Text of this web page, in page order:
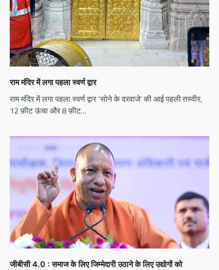
राम मंदिर में लगा पहला स्वर्ण द्वार
राम मंदिर में लगा पहला स्वर्ण द्वार ‘सोने के दरवाजे’ की आई पहली तस्वीर,
12 फ़ीट ऊंचा और 8 फ़ीट…
जीबीसी 4.0 : समाज के लिए जिम्मेदारी उठाने के लिए उद्योगों को